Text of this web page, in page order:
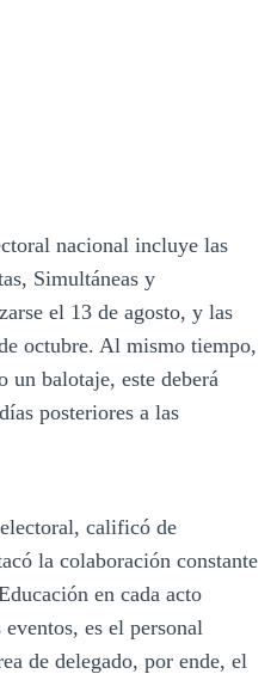
nacional incluye las
Simultáneas y
el 13 de agosto, y las
octubre. Al mismo tiempo,
un balotaje, este deberá
posteriores a las
calificó de
la colaboración constante
en cada acto
es el personal
de delegado, por ende, el